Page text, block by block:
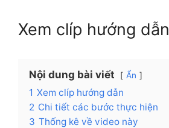
Xem clíp hướng dẫn
Nội dung bài viết Ẩn
1 Xem clíp hướng dẫn
2 Chi tiết các bước thực hiện
3 Thống kê về video này